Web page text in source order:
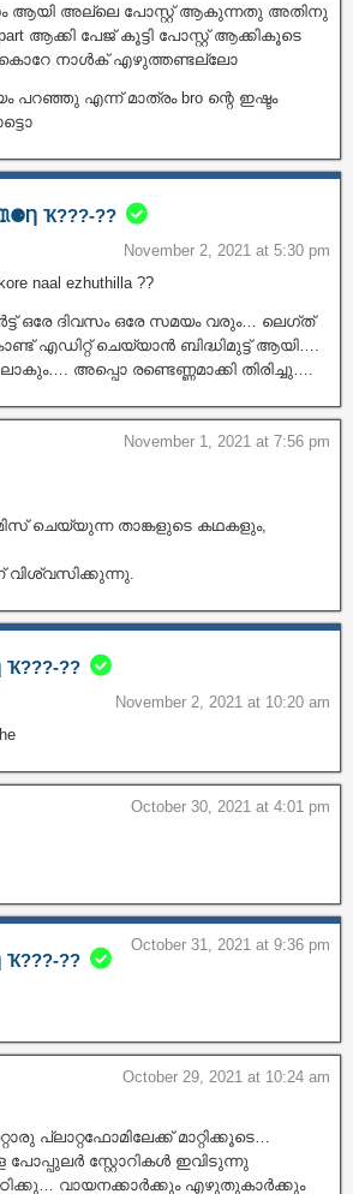
ആയി അല്ലെ പോസ്റ്റ്‌ ആകുന്നതു അതിനു
ആക്കി പേജ് കൂട്ടി പോസ്റ്റ്‌ ആക്കികൂടെ
കൊറേ നാൾക് എഴുത്തണ്ടല്ലോ
പറഞ്ഞു എന്ന് മാത്രം bro ന്റെ ഇഷ്ടം
Ҡ???‐??
November 2, 2021 at 5:30 pm
naal ezhuthilla ??
ഒരേ ദിവസം ഒരേ സമയം വരും… ലെഗ്ത്
എഡിറ്റ്‌ ചെയ്യാൻ ബിദ്ധിമുട്ട് ആയി….
അപ്പൊ രണ്ടെണ്ണമാക്കി തിരിച്ചു….
November 1, 2021 at 7:56 pm
ചെയ്യുന്ന താങ്കളുടെ കഥകളും,
November 2, 2021 at 10:20 am
October 30, 2021 at 4:01 pm
October 31, 2021 at 9:36 pm
October 29, 2021 at 10:24 am
പ്ലാറ്റഫോമിലേക്ക് മാറ്റിക്കൂടെ…
സ്റ്റോറികൾ ഇവിടുന്നു
വായനക്കാർക്കും എഴുതുകാർക്കും